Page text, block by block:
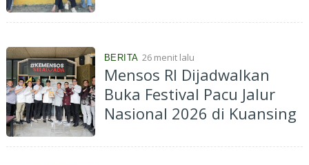
untuk Dukung Informasi
Pembangunan
BERITA 26 menit lalu
Mensos RI Dijadwalkan
Buka Festival Pacu Jalur
Nasional 2026 di Kuansing